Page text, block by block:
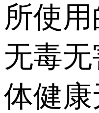
所使
无毒无
体健康